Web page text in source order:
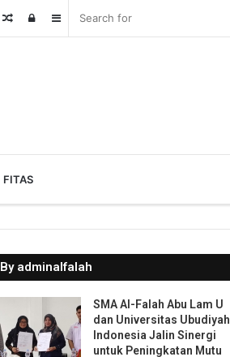
Sidebar
Log
Random
FITAS
By adminalfalah
SMA Al-Falah Abu Lam U
dan Universitas Ubudiyah
Indonesia Jalin Sinergi
untuk Peningkatan Mutu